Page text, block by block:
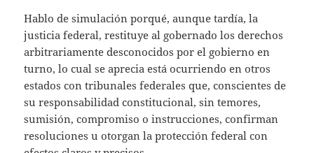
Hablo de simulación porqué, aunque tardía, la
justicia federal, restituye al gobernado los derechos
arbitrariamente desconocidos por el gobierno en
turno, lo cual se aprecia está ocurriendo en otros
estados con tribunales federales que, conscientes de
su responsabilidad constitucional, sin temores,
sumisión, compromiso o instrucciones, confirman
resoluciones u otorgan la protección federal con